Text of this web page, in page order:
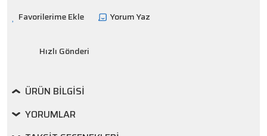
Yorum Yaz
Hızlı Gönderi
ÜRÜN BILGISI
YORUMLAR